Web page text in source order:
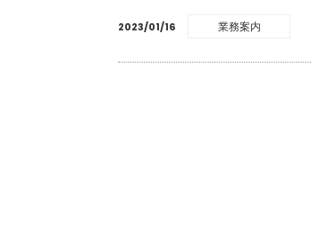
2023/01/16 業務案内